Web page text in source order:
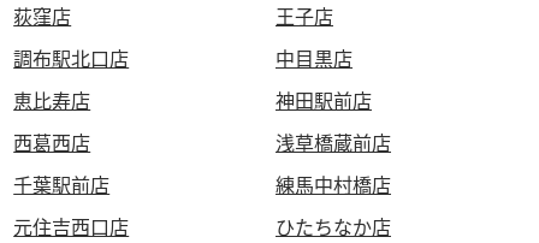
荻窪店
王子店
調布駅北口店
中目黒店
恵比寿店
神田駅前店
西葛西店
浅草橋蔵前店
千葉駅前店
練馬中村橋店
元住吉西口店
ひたちなか店